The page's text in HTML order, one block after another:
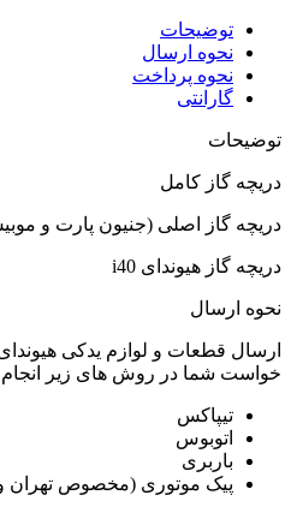
توضیحات
نحوه ارسال
نحوه پرداخت
گارانتی
توضیحات
دریچه گاز کامل
دریچه گاز اصلی (جنیون پارت و
دریچه گاز هیوندای i40
نحوه ارسال
ارسال قطعات و لوازم یدکی
خواست شما در روش های زیر
تیپاکس
اتوبوس
باربری
پیک موتوری (مخصوص تهران